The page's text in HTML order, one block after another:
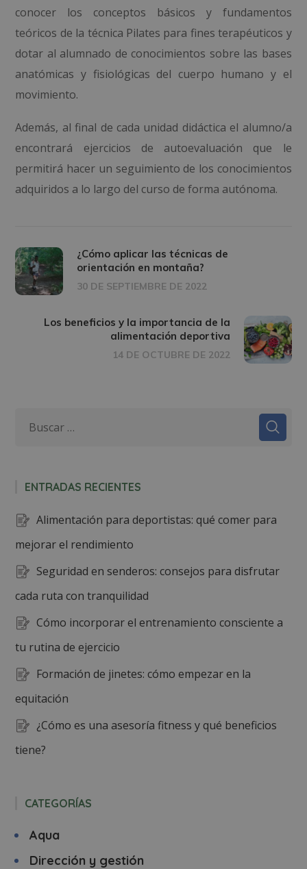
conocer los conceptos básicos y fundamentos
teóricos de la técnica Pilates para fines terapéuticos y
dotar al alumnado de conocimientos sobre las bases
anatómicas y fisiológicas del cuerpo humano y el
movimiento.
Además, al final de cada unidad didáctica el alumno/a
encontrará ejercicios de autoevaluación que le
permitirá hacer un seguimiento de los conocimientos
adquiridos a lo largo del curso de forma autónoma.
¿Cómo aplicar las técnicas de
orientación en montaña?
30 DE SEPTIEMBRE DE 2022
Los beneficios y la importancia de la
alimentación deportiva
14 DE OCTUBRE DE 2022
ENTRADAS RECIENTES
Alimentación para deportistas: qué comer para
mejorar el rendimiento
Seguridad en senderos: consejos para disfrutar
cada ruta con tranquilidad
Cómo incorporar el entrenamiento consciente a
tu rutina de ejercicio
Formación de jinetes: cómo empezar en la
equitación
¿Cómo es una asesoría fitness y qué beneficios
tiene?
CATEGORÍAS
Aqua
Dirección y gestión